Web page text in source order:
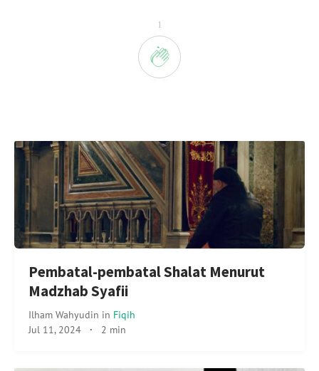
1
Pembatal-pembatal Shalat Menurut
Madzhab Syafii
Ilham Wahyudin in Fiqih
Jul 11, 2024 · 2 min